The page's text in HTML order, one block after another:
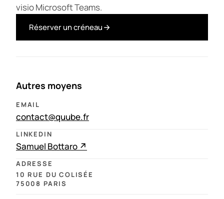
visio Microsoft Teams.
Réserver un créneau
Autres moyens
EMAIL
contact@quube.fr
LINKEDIN
Samuel Bottaro ↗
ADRESSE
10 RUE DU COLISÉE
75008 PARIS